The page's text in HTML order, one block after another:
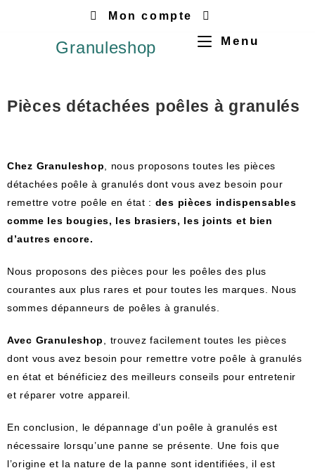
Mon compte
Granuleshop Menu
Pièces détachées poêles à granulés
Chez Granuleshop nous proposons toutes les pièces
détachées poêle à granulés dont vous avez besoin pour
remettre votre poêle en état : des pièces indispensables
comme les bougies, les brasiers, les joints et bien
d’autres encore.
Nous proposons des pièces pour les poêles des plus
courantes aux plus rares et pour toutes les marques . Nous
sommes dépanneurs de poêles à granulés.
Avec Granuleshop
, trouvez facilement toutes les pièces
dont vous avez besoin pour remettre votre poêle à granulés
en état et bénéficiez des meilleurs conseils pour entretenir
et réparer votre appareil.
En conclusion le dépannage d’un poêle à granulés est
nécessaire lorsqu’une panne se présente Une fois que
l’origine et la nature de la panne sont identifiées il est